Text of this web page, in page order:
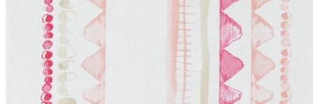
Ultrawood
Архитектурный декор
Декор Дизайн (Decor Dizayn)
Европласт
Интерьер
Колонны
Линии